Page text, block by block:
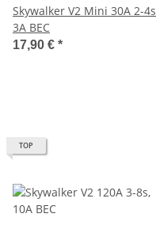
Skywalker V2 Mini 30A 2-4s
3A BEC
17,90 € *
TOP